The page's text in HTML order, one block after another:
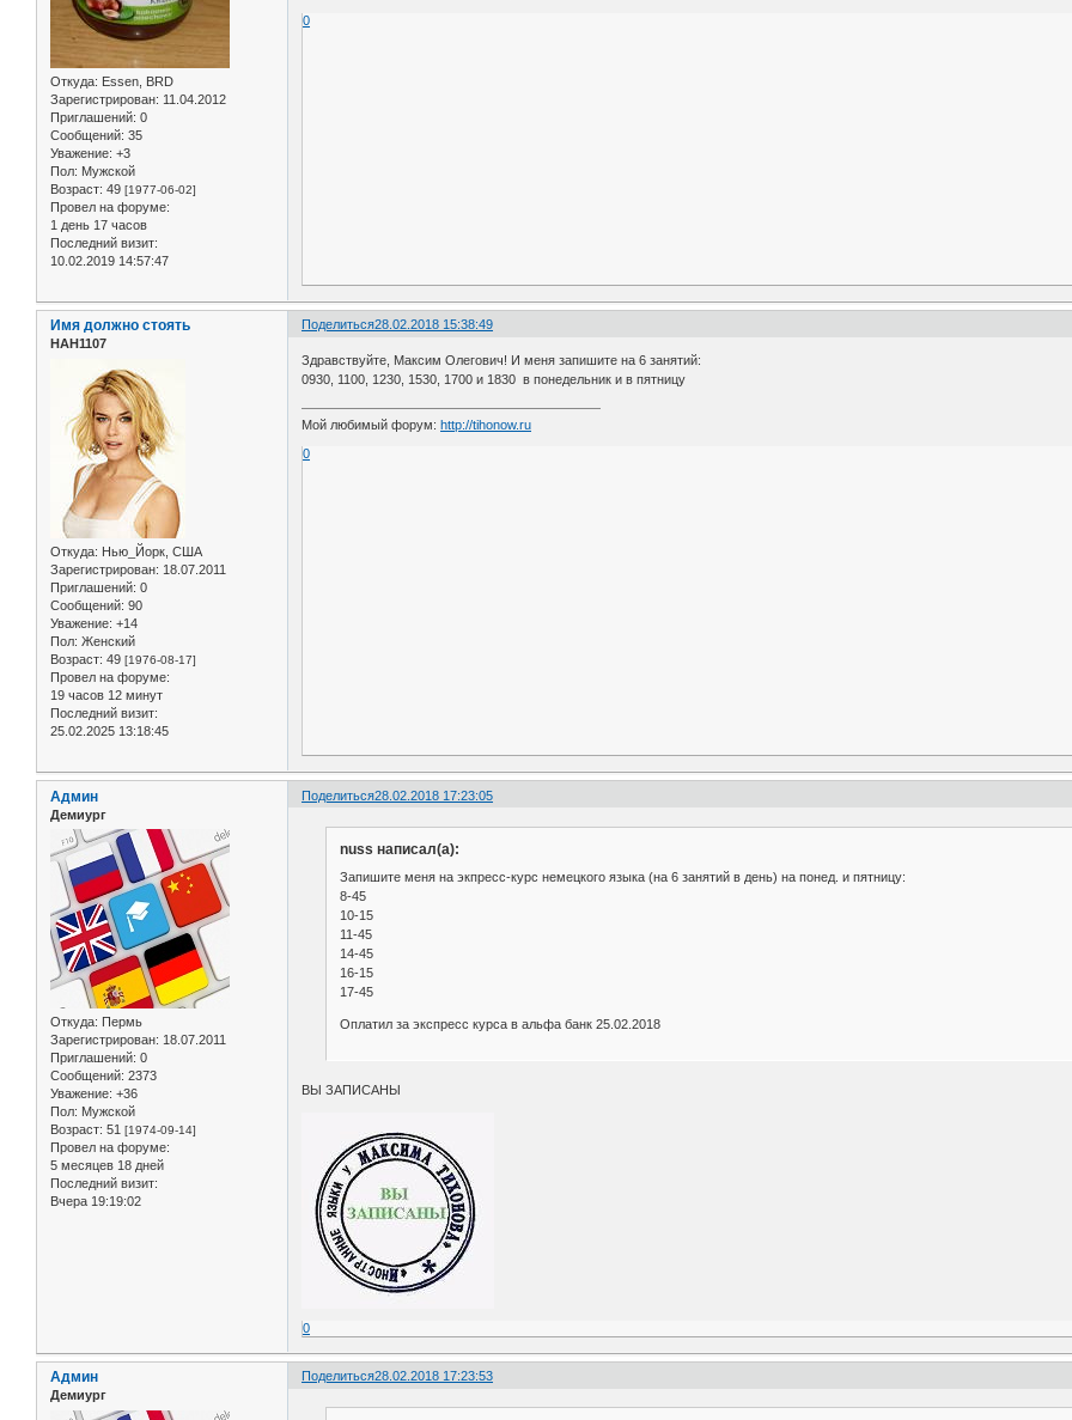
Откуда: Essen, BRD
Зарегистрирован: 11.04.2012
Приглашений: 0
Сообщений: 35
Уважение: +3
Пол: Мужской
Возраст: 49 [1977-06-02]
Провел на форуме:
1 день 17 часов
Последний визит:
10.02.2019 14:57:47
0
Поделиться28.02.2018 15:38:49
Имя должно стоять
НАН1107
Откуда: Нью_Йорк, США
Зарегистрирован: 18.07.2011
Приглашений: 0
Сообщений: 90
Уважение: +14
Пол: Женский
Возраст: 49 [1976-08-17]
Провел на форуме:
19 часов 12 минут
Последний визит:
25.02.2025 13:18:45
Здравствуйте, Максим Олегович! И меня запишите на 6 занятий:
0930, 1100, 1230, 1530, 1700 и 1830 в понедельник и в пятницу
Мой любимый форум:http://tihonow.ru
0
Поделиться28.02.2018 17:23:05
Админ
Демиург
Откуда: Пермь
Зарегистрирован: 18.07.2011
Приглашений: 0
Сообщений: 2373
Уважение: +36
Пол: Мужской
Возраст: 51 [1974-09-14]
Провел на форуме:
5 месяцев 18 дней
Последний визит:
Вчера 19:19:02
nuss написал(а):
Запишите меня на экпресс-курс немецкого языка (на 6 занятий в день) на понед. и пятницу:
8-45
10-15
11-45
14-45
16-15
17-45
Оплатил за экспресс курса в альфа банк 25.02.2018
ВЫ ЗАПИСАНЫ
0
Поделиться28.02.2018 17:23:53
Админ
Демиург